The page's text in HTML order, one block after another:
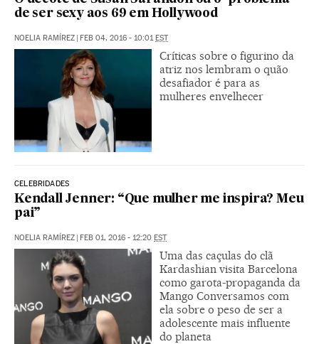
de ser sexy aos 69 em Hollywood
NOELIA RAMÍREZ | FEB 04, 2016 - 10:01 EST
Críticas sobre o figurino da
atriz nos lembram o quão
desafiador é para as
mulheres envelhecer
CELEBRIDADES
Kendall Jenner: “Que mulher me inspira? Meu
pai”
NOELIA RAMÍREZ | FEB 01, 2016 - 12:20 EST
Uma das caçulas do clã
Kardashian visita Barcelona
como garota-propaganda da
Mango Conversamos com
ela sobre o peso de ser a
adolescente mais influente
do planeta